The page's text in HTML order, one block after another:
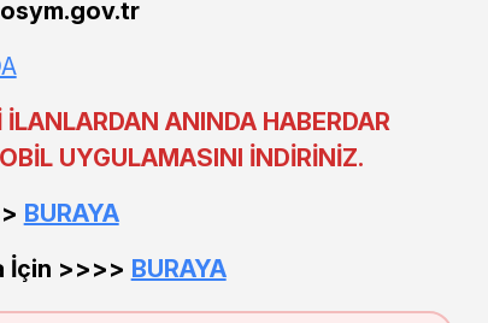
ANINDA HABERDAR
UYGULAMASINI İNDİRİNİZ.
BURAYA
İçin >>>> BURAYA